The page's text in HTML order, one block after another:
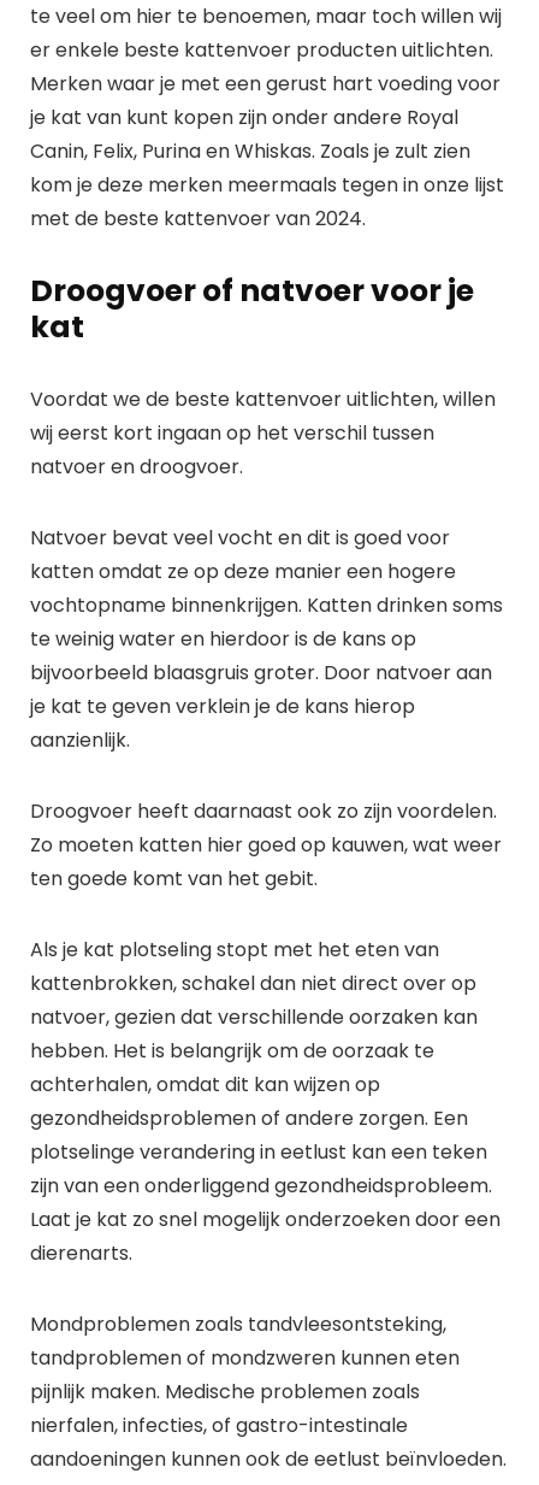
te veel om hier te benoemen, maar toch willen wij
er enkele beste kattenvoer producten uitlichten.
Merken waar je met een gerust hart voeding voor
je kat van kunt kopen zijn onder andere Royal
Canin, Felix, Purina en Whiskas. Zoals je zult zien
kom je deze merken meermaals tegen in onze lijst
met de beste kattenvoer van 2024.
Droogvoer of natvoer voor je
kat
Voordat we de beste kattenvoer uitlichten, willen
wij eerst kort ingaan op het verschil tussen
natvoer en droogvoer.
Natvoer bevat veel vocht en dit is goed voor
katten omdat ze op deze manier een hogere
vochtopname binnenkrijgen. Katten drinken soms
te weinig water en hierdoor is de kans op
bijvoorbeeld blaasgruis groter. Door natvoer aan
je kat te geven verklein je de kans hierop
aanzienlijk.
Droogvoer heeft daarnaast ook zo zijn voordelen.
Zo moeten katten hier goed op kauwen, wat weer
ten goede komt van het gebit.
Als je kat plotseling stopt met het eten van
kattenbrokken, schakel dan niet direct over op
natvoer, gezien dat verschillende oorzaken kan
hebben. Het is belangrijk om de oorzaak te
achterhalen, omdat dit kan wijzen op
gezondheidsproblemen of andere zorgen. Een
plotselinge verandering in eetlust kan een teken
zijn van een onderliggend gezondheidsprobleem.
Laat je kat zo snel mogelijk onderzoeken door een
dierenarts.
Mondproblemen zoals tandvleesontsteking,
tandproblemen of mondzweren kunnen eten
pijnlijk maken. Medische problemen zoals
nierfalen, infecties, of gastro-intestinale
aandoeningen kunnen ook de eetlust beïnvloeden.